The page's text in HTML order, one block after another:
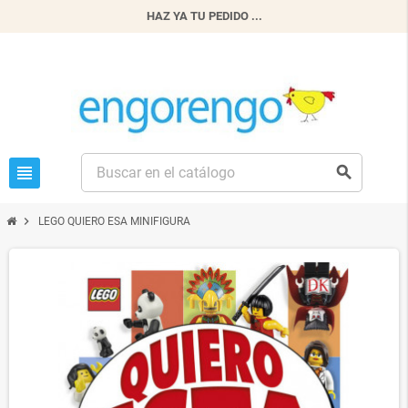
HAZ YA TU PEDIDO ...
view_headline search
chevron_right LEGO QUIERO ESA MINIFIGURA